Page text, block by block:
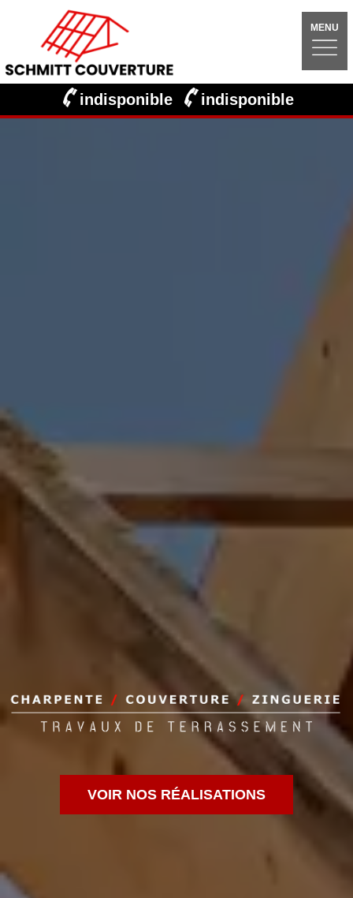
MENU
indisponible indisponible
VOIR NOS RÉALISATIONS